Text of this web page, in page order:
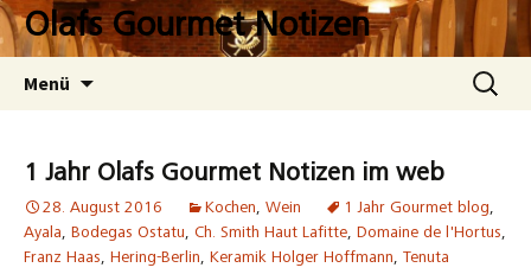
Zum
InhaltOlafs Gourmet Notizen
Menü
Suchen
nach:
1 Jahr Olafs Gourmet Notizen im web
28. August 2016 Kochen, Wein 1 Jahr Gourmet blog,
Ayala, Bodegas Ostatu, Ch. Smith Haut Lafitte, Domaine de l'Hortus,
Franz Haas, Hering-Berlin, Keramik Holger Hoffmann, Tenuta